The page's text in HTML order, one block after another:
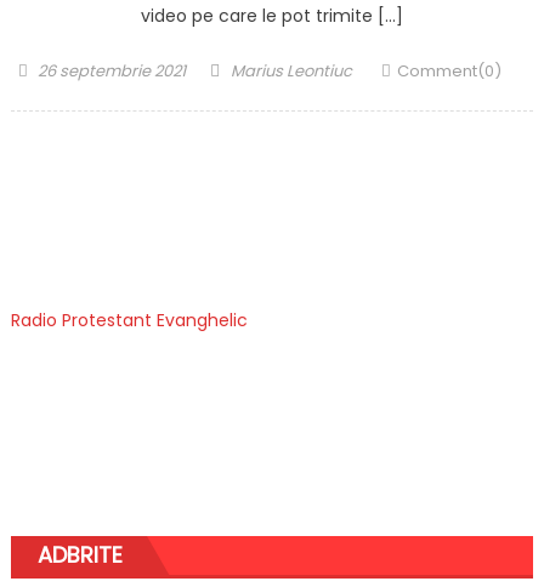
video pe care le pot trimite […]
Posted
26 septembrie 2021 Author
Marius Leontiuc Comment(0)
Radio Protestant Evanghelic
ADBRITE